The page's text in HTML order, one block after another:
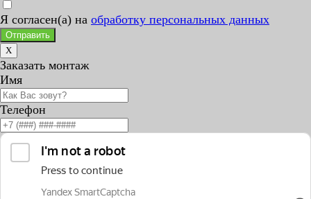
Я согласен(а) на обработку персональных данных
Отправить
X
Заказать монтаж
Имя
Телефон